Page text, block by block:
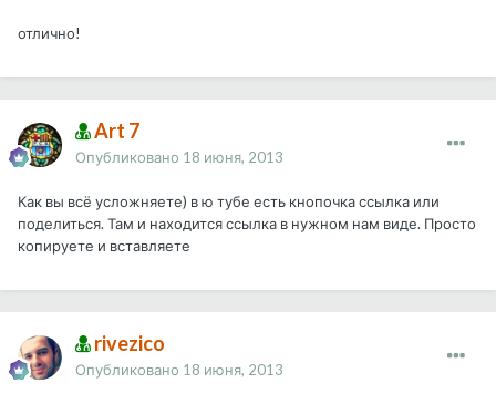
отлично!
Art 7
Опубликовано 18 июня, 2013
Как вы всё усложняете) в ю тубе есть кнопочка ссылка или
поделиться. Там и находится ссылка в нужном нам виде. Просто
копируете и вставляете
rivezico
Опубликовано 18 июня, 2013